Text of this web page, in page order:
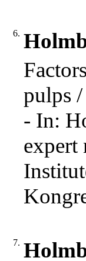
6.
pulps
- In:
expert
7.